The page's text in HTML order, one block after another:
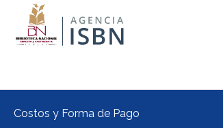
Costos y Forma de Pago